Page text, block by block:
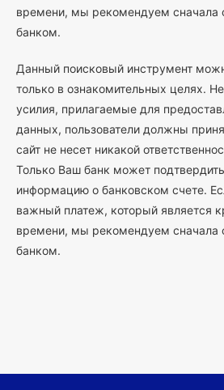
времени, мы рекомендуем сначала
банком.
Данный поисковый инструмент
только в ознакомительных целях.
усилия, прилагаемые для
данных, пользователи должны
сайт не несет никакой
Только Ваш банк может
информацию о банковском счете.
важный платеж, который является
времени, мы рекомендуем сначала
банком.